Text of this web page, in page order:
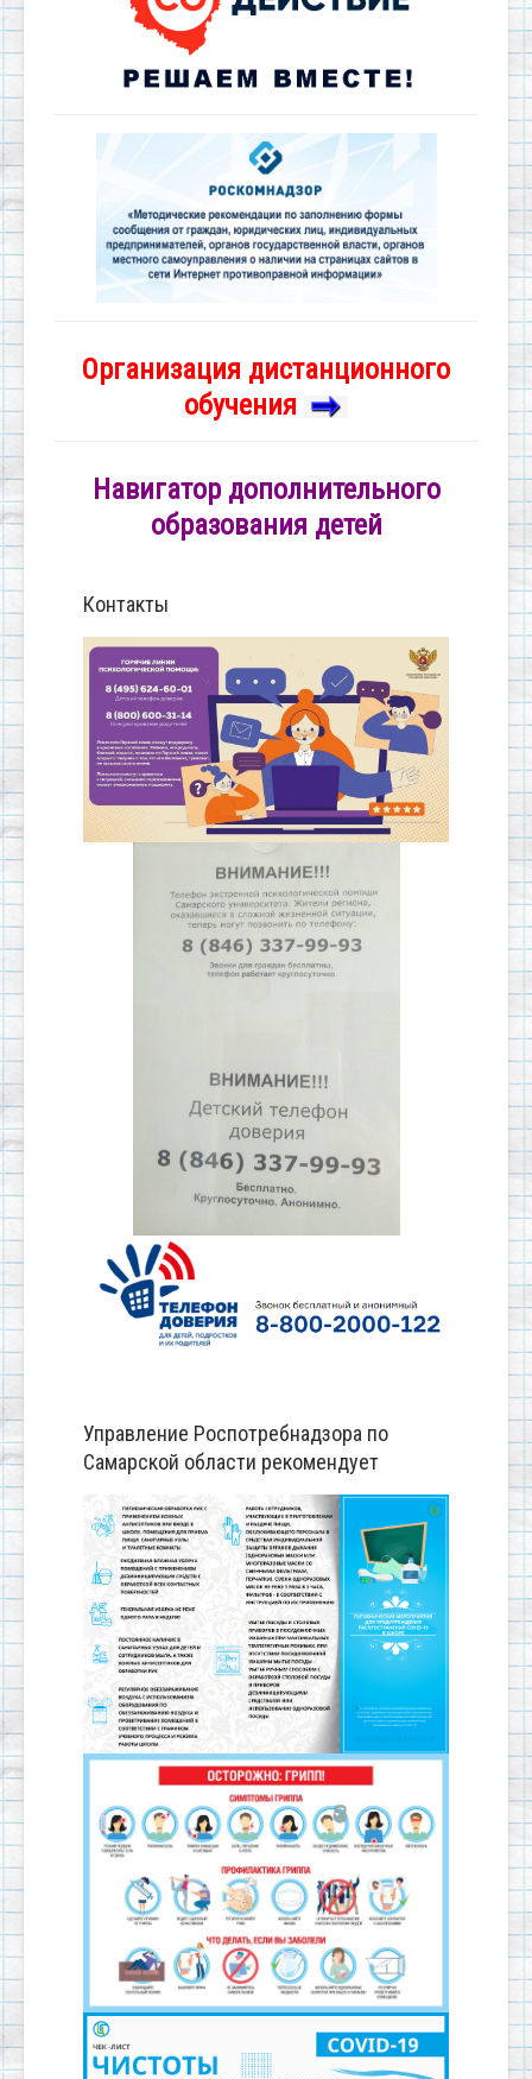
Организация дистанционного
обучения
Навигатор дополнительного
образования детей
Контакты
Управление Роспотребнадзора по
Самарской области рекомендует